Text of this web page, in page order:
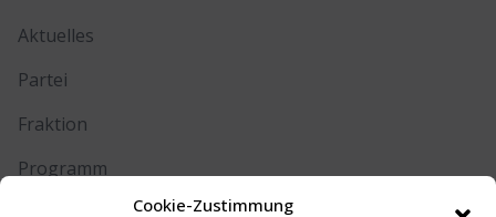
Cookie-Zustimmung
Aktuelles
Partei
Fraktion
Programm